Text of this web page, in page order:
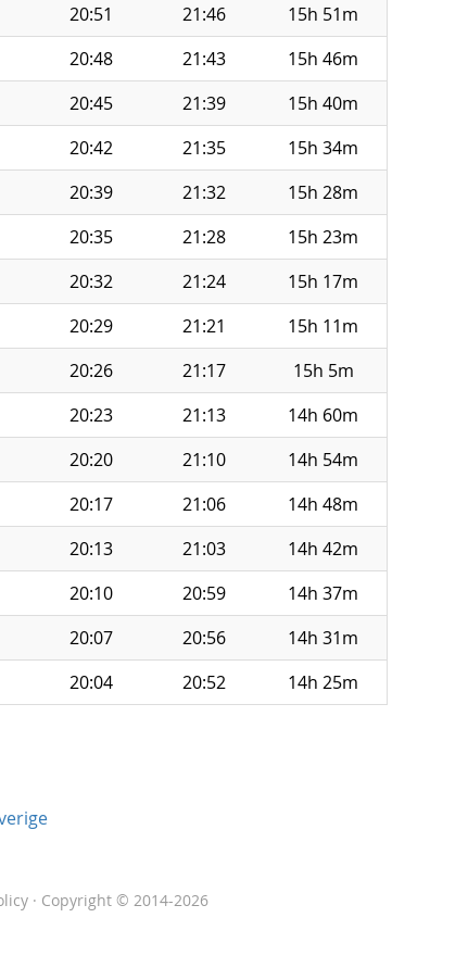
20:51 21:46
15h 51m
20:48 21:43
15h 46m
20:45 21:39
15h 40m
20:42 21:35
15h 34m
20:39 21:32
15h 28m
20:35 21:28
15h 23m
20:32 21:24
15h 17m
20:29 21:21
15h 11m
20:26 21:17
15h 5m
20:23 21:13
14h 60m
20:20 21:10
14h 54m
20:17 21:06
14h 48m
20:13 21:03
14h 42m
20:10 20:59
14h 37m
20:07 20:56
14h 31m
20:04 20:52 14h 25m
· Copyright © 2014-2026